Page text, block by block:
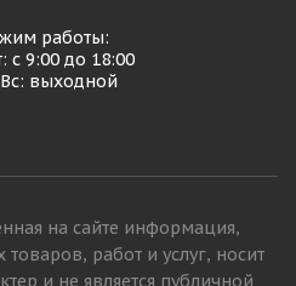
работы:
с 9:00 до 18:00
выходной
на сайте информация,
работ и услуг, носит
и не является публичной